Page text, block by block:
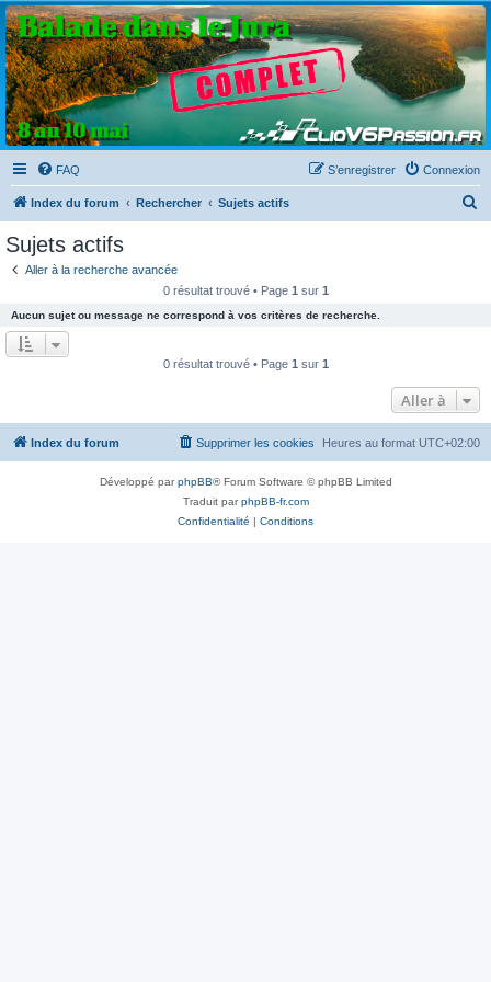
Clio V6 Passion
Le site français des passionnés de Clio V6
FAQ Connexion
S’enregistrer
Index du forum Rechercher Sujets actifs
h
e
r
Sujets actifs
Aller à la recherche avancée
0 résultat trouvé • Page 1 sur 1
Aucun sujet ou message ne correspond à vos critères de recherche.
0 résultat trouvé • Page 1 sur 1
Aller à
Index du forum Heures au format UTC+02:00
Supprimer les cookies
Développé parphpBB® Forum Software © phpBB Limited
Traduit parphpBB-fr.com
Confidentialité | Conditions